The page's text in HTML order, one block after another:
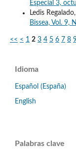
Especial 3,
Ledis
Bissea, Vol. 9,
<< < 1 2 3 4 5 6 7 8
Idioma
Español (España)
English
Palabras clave